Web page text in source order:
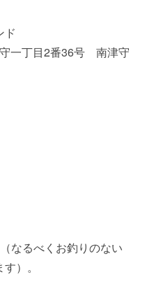
ド
一丁目2番36号 南津守
なるべくお釣りのない
）。